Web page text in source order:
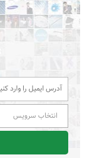
انتخاب سرویس